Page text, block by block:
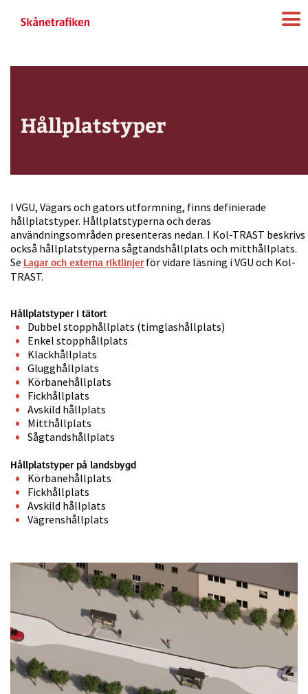
Hållplatstyper
I VGU, Vägars och gators utformning, finns definierade
hållplatstyper. Hållplatstyperna och deras
användningsområden presenteras nedan. I Kol-TRAST beskrivs
också hållplatstyperna sågtandshållplats och mitthållplats.
Se Lagar och externa riktlinjer för vidare läsning i VGU och Kol-
TRAST.
Hållplatstyper i tätort
Dubbel stopphållplats (timglashållplats)
Enkel stopphållplats
Klackhållplats
Glugghållplats
Körbanehållplats
Fickhållplats
Avskild hållplats
Mitthållplats
Sågtandshållplats
Hållplatstyper på landsbygd
Körbanehållplats
Fickhållplats
Avskild hållplats
Vägrenshållplats